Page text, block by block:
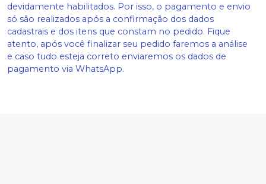
devidamente habilitados. Por isso, o pagamento e envio
só são realizados após a confirmação dos dados
cadastrais e dos itens que constam no pedido. Fique
atento, após você finalizar seu pedido faremos a análise
e caso tudo esteja correto enviaremos os dados de
pagamento via WhatsApp.